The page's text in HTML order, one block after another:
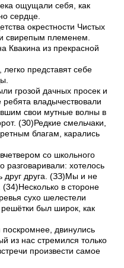
ощущали себя, как
сердце.
окрестности Чистых
свирепым племенем.
Квакина из прекрасной
представят себе
грозой дачных просек и
владычествовали
свои мутные волны в
(З0)Редкие смельчаки,
благам, карались
со школьного
хотелось
друг друга. (ЗЗ)Мы и не
в стороне
сухо шелестели
был широк, как
двинулись
из нас стремился только
произвести самое